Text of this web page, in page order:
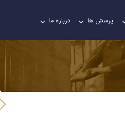
پرسش ها درباره ما